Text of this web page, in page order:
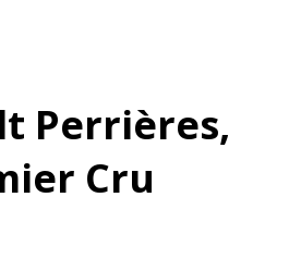
Perrières,
Cru